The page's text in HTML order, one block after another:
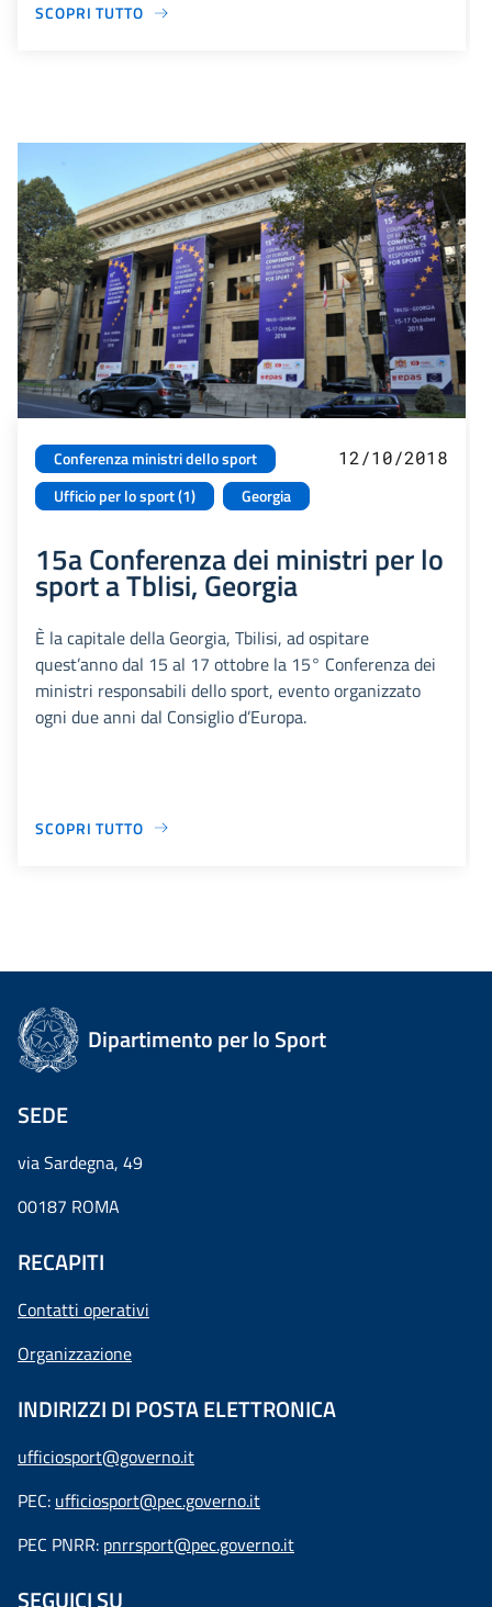
SCOPRI TUTTO
Conferenza ministri dello sport
Ufficio per lo sport (1)
Georgia
12/10/2018
15a Conferenza dei ministri per lo
sport a Tblisi, Georgia
È la capitale della Georgia, Tbilisi, ad ospitare
quest’anno dal 15 al 17 ottobre la 15° Conferenza dei
ministri responsabili dello sport, evento organizzato
ogni due anni dal Consiglio d’Europa.
SCOPRI TUTTO
Dipartimento per lo Sport
SEDE
via Sardegna, 49
00187 ROMA
RECAPITI
Contatti operativi
Organizzazione
INDIRIZZI DI POSTA ELETTRONICA
ufficiosport@governo.it
PEC: ufficiosport@pec.governo.it
PEC PNRR: pnrrsport@pec.governo.it
SEGUICI SU